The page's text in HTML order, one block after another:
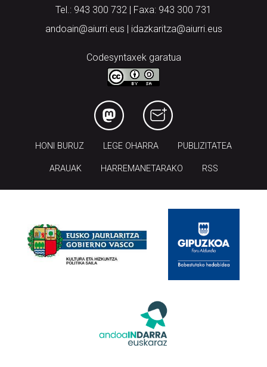
Tel.: 943 300 732 | Faxa: 943 300 731
andoain@aiurri.eus | idazkaritza@aiurri.eus
Codesyntaxek garatua
HONI BURUZ LEGE OHARRA PUBLIZITATEA
ARAUAK HARREMANETARAKO RSS